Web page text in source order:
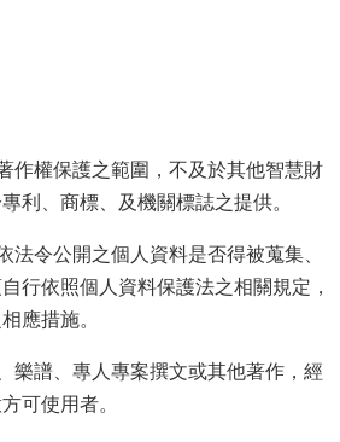
作權保護之範圍，不及於其他智慧財
利、商標、及機關標誌之提供。
法令公開之個人資料是否得被蒐集、
行依照個人資料保護法之相關規定，
應措施。
樂譜、專人專案撰文或其他著作，經
可使用者。